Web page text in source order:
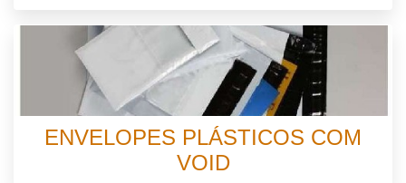
ENVELOPES PLÁSTICOS COM
VOID